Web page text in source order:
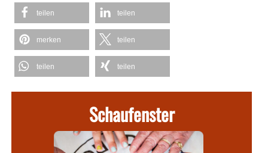
teilen teilen
merken teilen
teilen teilen
Schaufenster